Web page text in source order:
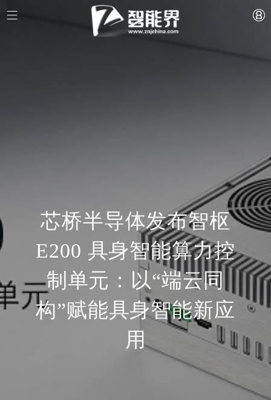
芯桥半导体发布智枢
E200 具身智能算力控
制单元：以“端云同
构”赋能具身智能新应
用